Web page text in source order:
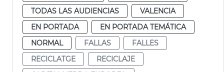
TODAS LAS AUDIENCIAS
VALENCIA
EN PORTADA
EN PORTADA TEMÁTICA
NORMAL
FALLAS
FALLES
RECICLATGE
RECICLAJE